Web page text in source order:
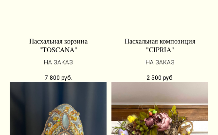
Пасхальная корзина
"TOSCANA"
НА ЗАКАЗ
7 800 руб.
Пасхальная композиция
"CIPRIA"
НА ЗАКАЗ
2 500 руб.